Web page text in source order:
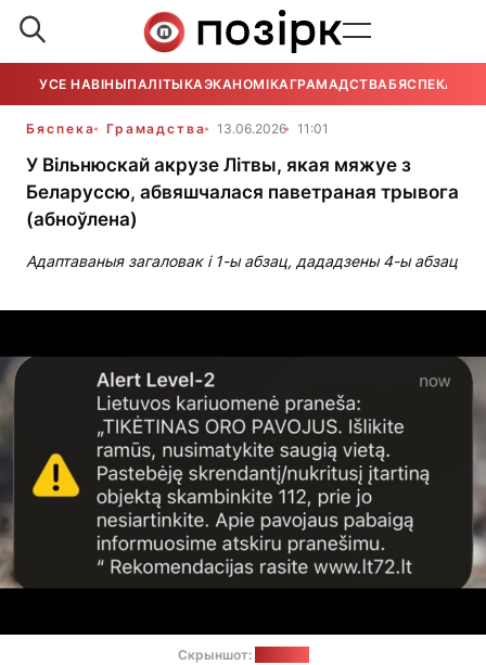
УСЕ НАВІНЫПАЛІТЫКАЭКАНОМІКАГРАМАДСТВАБЯСПЕКА
Бяспека Грамадства 13.06.2026 11:01
У Вільнюскай акрузе Літвы, якая мяжуе з
Беларуссю, абвяшчалася паветраная трывога
(абноўлена)
Адаптаваныя загаловак і 1-ы абзац, дададзены 4-ы абзац
Скрыншот: